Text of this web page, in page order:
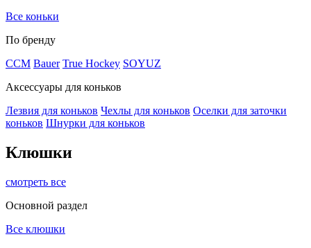
Все коньки
По бренду
ССМ Bauer True Hockey SOYUZ
Аксессуары для коньков
Лезвия для коньков Чехлы для коньков Оселки для заточки
коньков Шнурки для коньков
Клюшки
смотреть все
Основной раздел
Все клюшки